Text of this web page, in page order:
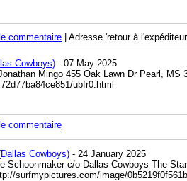
commentaire | Adresse 'retour à
Cowboys) - 07 May 2025
Mingo 455 Oak Lawn Dr Pearl, MS
ubfr0.html
commentaire
Cowboys) - 24 January 2025
Schoonmaker c/o Dallas Cowboys The
surfmypictures.com/image/